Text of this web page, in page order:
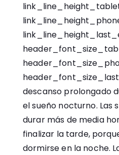
descanso prolongado
el sueño nocturno. Las
durar más de media
finalizar la tarde,
dormirse en la noche.